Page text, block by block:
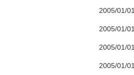
2005/01/01
2005/01/01
2005/01/01
2005/01/01